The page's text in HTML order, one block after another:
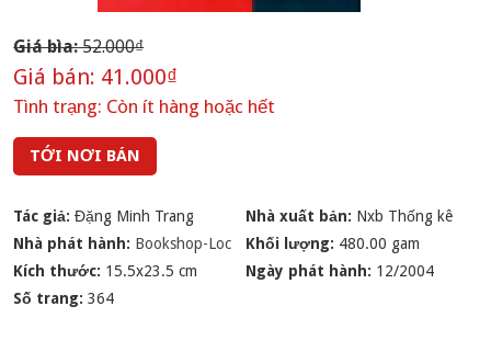
Giá bìa:52.000₫
Giá bán: 41.000₫
Tình trạng: Còn ít hàng hoặc hết
TỚI NƠI BÁN
Tác giả:Đặng Minh Trang Nhà xuất bản: Nxb Thống kê
Nhà phát hành: Bookshop-Loc Khối lượng: 480.00 gam
Kích thước: 15.5x23.5 cm Ngày phát hành: 12/2004
Số trang:364